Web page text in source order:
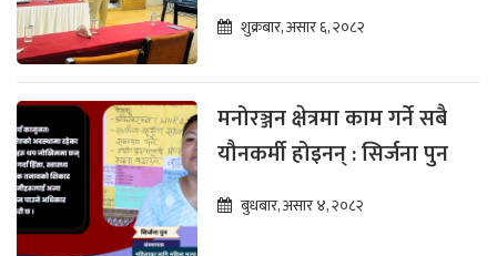
शुक्रबार, असार ६, २०८२
मनोरञ्जन क्षेत्रमा काम गर्ने सबै
यौनकर्मी होइनन् : सिर्जना पुन
बुधबार, असार ४, २०८२